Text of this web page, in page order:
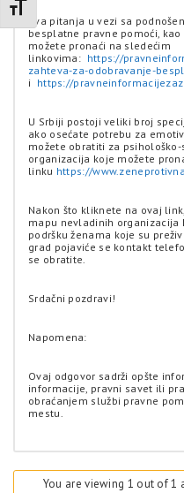
Promenite veličinu slova
Sva pitanja u vezi sa
besplatne pravne pomoći,
možete pronaći na sledećim
linkovima: https://
zahteva-za-odobravanje-
i https://
U Srbiji postoji veliki broj
ako osećate potrebu za
možete obratiti za
organizacija koje možete
linku https://
Nakon što kliknete na ovaj
mapu nevladinih organizacija
podršku ženama koje su
grad pojaviće se kontakt
se obratite.
Srdačni pozdravi!
Napomena:
Ovaj odgovor sadrži opšte
informacije, pravni savet ili
obraćanjem službi pravne
mestu.
You are viewing 1 out of 1